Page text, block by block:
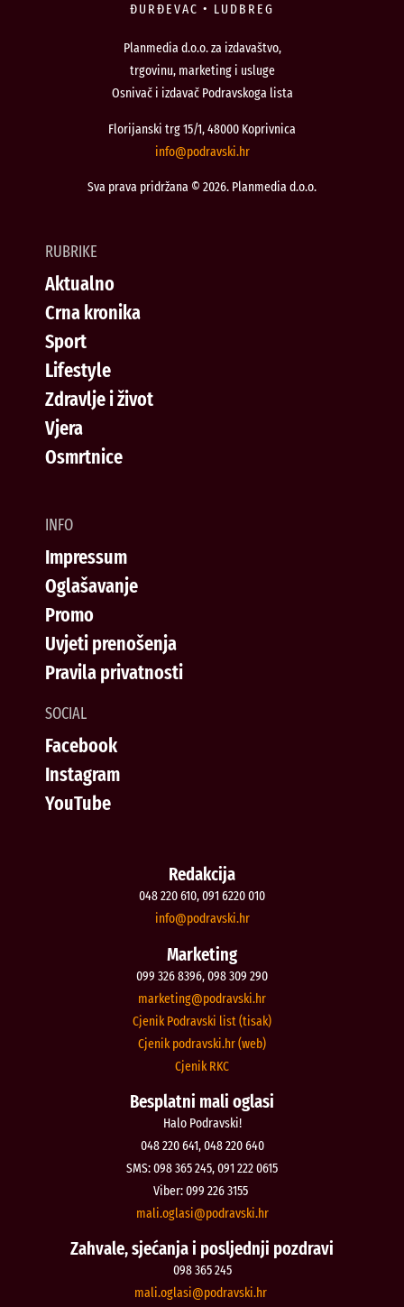
ĐURĐEVAC • LUDBREG
Planmedia d.o.o. za izdavaštvo,
trgovinu, marketing i usluge
Osnivač i izdavač Podravskoga lista
Florijanski trg 15/1, 48000 Koprivnica
rh.iksvardop
@ofni
Sva prava pridržana © 2026. Planmedia d.o.o.
RUBRIKE
Aktualno
Crna kronika
Sport
Lifestyle
Zdravlje i život
Vjera
Osmrtnice
INFO
Impressum
Oglašavanje
Promo
Uvjeti prenošenja
Pravila privatnosti
SOCIAL
Facebook
Instagram
YouTube
Redakcija
048 220 610, 091 6220 010
rh.iksvardop
@ofni
Marketing
099 326 8396, 098 309 290
rh.iksvardop
@gnitekram
Cjenik Podravski list (tisak)
Cjenik podravski.hr (web)
Cjenik RKC
Besplatni mali oglasi
Halo Podravski!
048 220 641, 048 220 640
SMS: 098 365 245, 091 222 0615
Viber: 099 226 3155
rh.iksvardop
@isalgo.ilam
Zahvale, sjećanja i posljednji pozdravi
098 365 245
rh.iksvardop
@isalgo.ilam